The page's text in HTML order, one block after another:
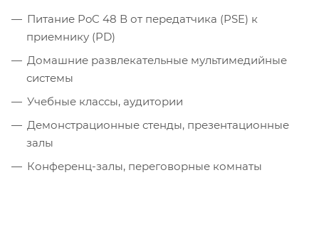
Питание PoC 48 В от передатчика (PSE) к
приемнику (PD)
Домашние развлекательные мультимедийные
системы
Учебные классы, аудитории
Демонстрационные стенды, презентационные
залы
Конференц-залы, переговорные комнаты